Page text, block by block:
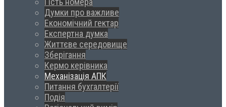
Думки про важливе
Економічний гектар
Експертна думка
Життєве середовище
Зберігання
Кермо керівника
Механізація АПК
Питання бухгалтерії
Подія